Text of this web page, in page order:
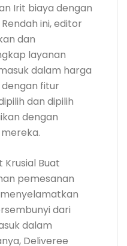
Irit biaya dengan
ini, editor
dan
layanan
dalam harga
fitur
dan dipilih
dengan
Buat
pemesanan
dari
dalam
Deliveree